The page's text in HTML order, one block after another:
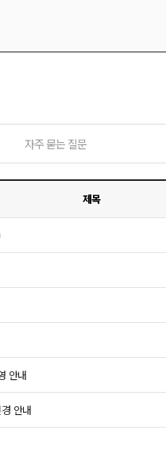
자주 묻는 질문
제목
안내
안내